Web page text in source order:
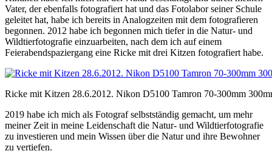
Vater, der ebenfalls fotografiert hat und das Fotolabor seiner Schule
geleitet hat, habe ich bereits in Analogzeiten mit dem fotografieren
begonnen. 2012 habe ich begonnen mich tiefer in die Natur- und
Wildtierfotografie einzuarbeiten, nach dem ich auf einem
Feierabendspaziergang eine Ricke mit drei Kitzen fotografiert habe.
Ricke mit Kitzen 28.6.2012. Nikon D5100 Tamron 70-300mm
2019 habe ich mich als Fotograf selbstständig gemacht, um mehr
meiner Zeit in meine Leidenschaft die Natur- und Wildtierfotografie
zu investieren und mein Wissen über die Natur und ihre Bewohner
zu vertiefen.